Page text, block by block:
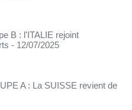
B : l'ITALIE rejoint
- 12/07/2025
A : La SUISSE revient de